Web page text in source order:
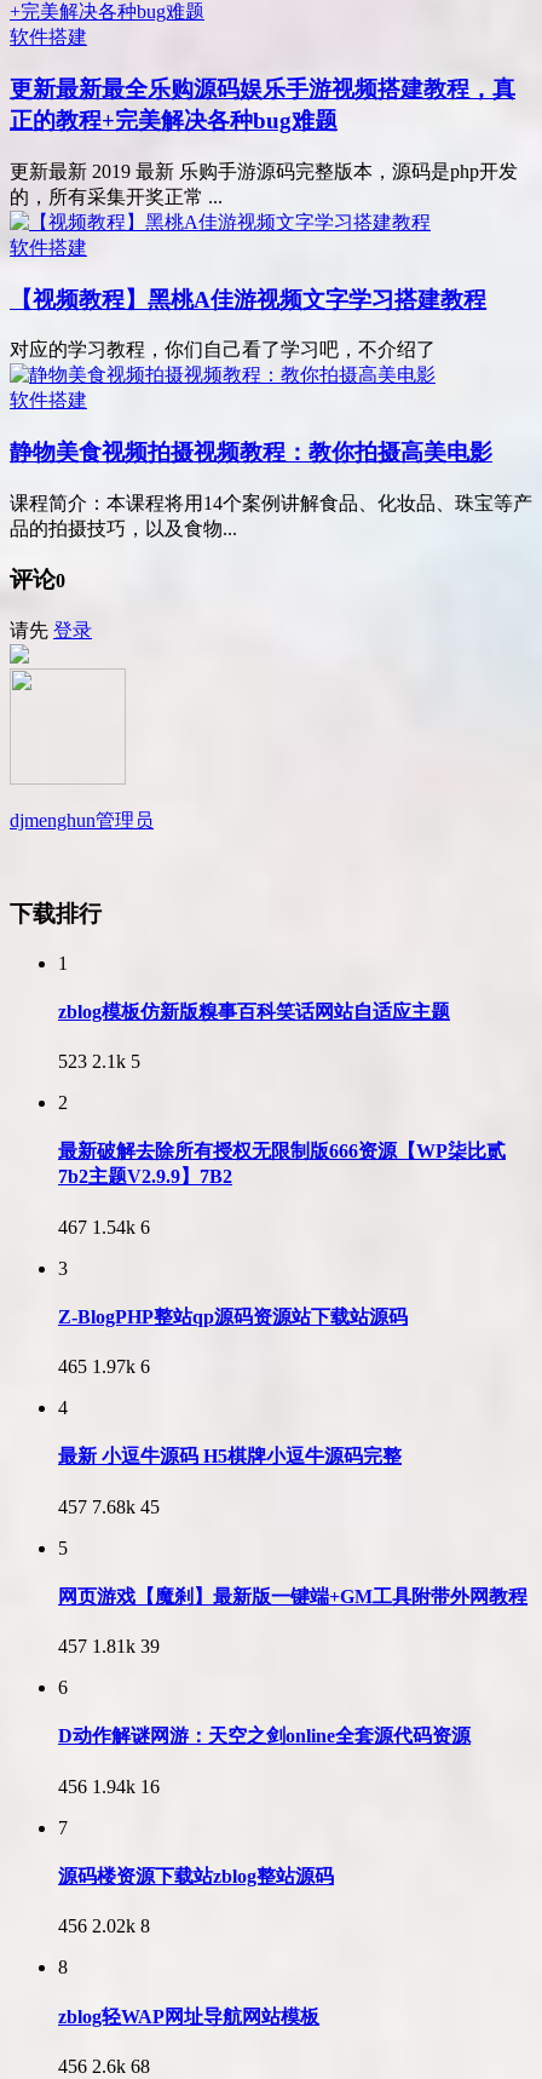
软件搭建
更新最新最全乐购源码娱乐手游视频搭建教程，真
正的教程+完美解决各种bug难题
更新最新 2019 最新 乐购手游源码完整版本，源码是php开发
的，所有采集开奖正常 ...
软件搭建
【视频教程】黑桃A佳游视频文字学习搭建教程
对应的学习教程，你们自己看了学习吧，不介绍了
软件搭建
静物美食视频拍摄视频教程：教你拍摄高美电影
课程简介：本课程将用14个案例讲解食品、化妆品、珠宝等产
品的拍摄技巧，以及食物...
评论0
请先 登录
djmenghun管理员
下载排行
1
zblog模板仿新版糗事百科笑话网站自适应主题
523 2.1k 5
2
最新破解去除所有授权无限制版666资源【WP柒比贰
7b2主题V2.9.9】7B2
467 1.54k 6
3
Z-BlogPHP整站qp源码资源站下载站源码
465 1.97k 6
4
最新 小逗牛源码 H5棋牌小逗牛源码完整
457 7.68k 45
5
网页游戏【魔刹】最新版一键端+GM工具附带外网教程
457 1.81k 39
6
D动作解谜网游：天空之剑online全套源代码资源
456 1.94k 16
7
源码楼资源下载站zblog整站源码
456 2.02k 8
8
zblog轻WAP网址导航网站模板
456 2.6k 68